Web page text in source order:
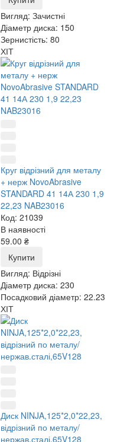
Вигляд: Зачистні
Діаметр диска: 150
Зернистість: 80
ХІТ
Круг відрізний для металу
+ нерж NovoAbrasive
STANDARD 41 14А 230 1,9
22,23 NAB23016
Код: 21039
В наявності
59.00 ₴
Купити
Вигляд: Відрізні
Діаметр диска: 230
Посадковий діаметр: 22.23
ХІТ
Диск NINJA,125*2,0*22,23,
відрізний по металу/
нержав.сталі,65V128